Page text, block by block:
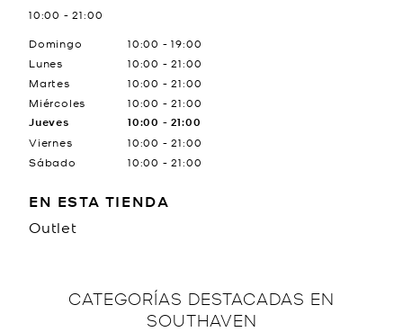
10:00 -21:00
Día de la semanaHorario
Lunes
10:00 -21:00
Martes
10:00 -21:00
Miércoles
10:00 -21:00
Jueves 10:00 -21:00
Viernes 10:00 -21:00
Sábado
10:00 -21:00
Domingo 10:00 -19:00
EN ESTA TIENDA
Outlet
CATEGORÍAS DESTACADAS EN
SOUTHAVEN